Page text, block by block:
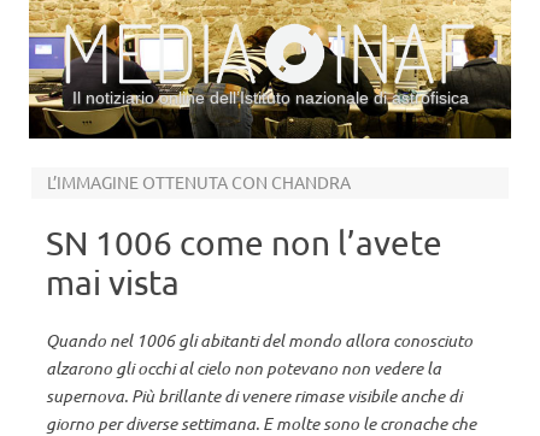
Il notiziario online dell’Istituto nazionale di astrofisica
L’IMMAGINE OTTENUTA CON CHANDRA
SN 1006 come non l’avete
mai vista
Quando nel 1006 gli abitanti del mondo allora conosciuto
alzarono gli occhi al cielo non potevano non vedere la
supernova. Più brillante di venere rimase visibile anche di
giorno per diverse settimana. E molte sono le cronache che